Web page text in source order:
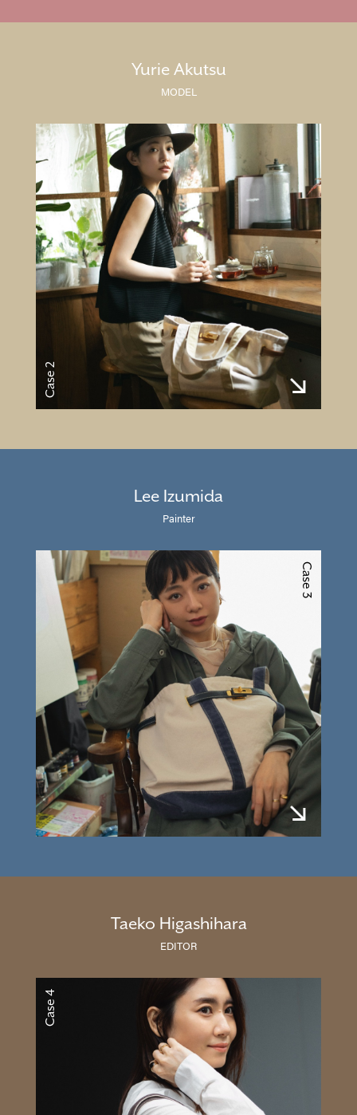
Yurie Akutsu
MODEL
Case 2
Lee Izumida
Painter
Case 3
Taeko Higashihara
EDITOR
Case 4